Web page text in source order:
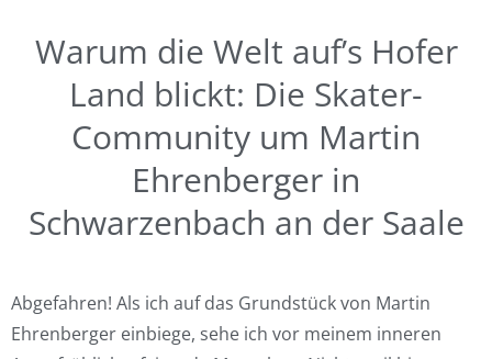
Warum die Welt auf’s Hofer
Land blickt: Die Skater-
Community um Martin
Ehrenberger in
Schwarzenbach an der Saale
Abgefahren! Als ich auf das Grundstück von Martin
Ehrenberger einbiege, sehe ich vor meinem inneren